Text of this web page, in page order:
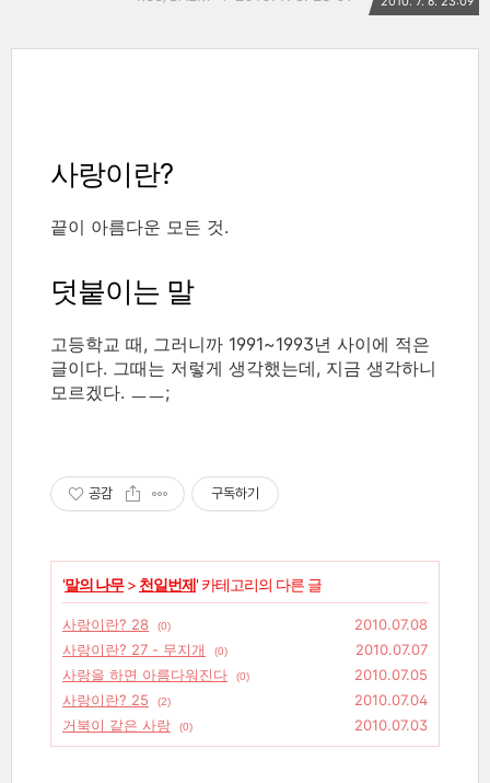
사랑이란?
끝이 아름다운 모든 것.
덧붙이는 말
고등학교 때, 그러니까 1991~1993년 사이에 적은
글이다. 그때는 저렇게 생각했는데, 지금 생각하니
모르겠다. ㅡㅡ;
공감 구독하기
'말의 나무> 천일번제' 카테고리의 다른 글
사랑이란? 28 (0)
2010.07.08
사랑이란? 27 - 무지개
(0)
2010.07.07
사랑을 하면 아름다워진다
(0)
2010.07.05
사랑이란? 25
(2)
2010.07.04
거북이 같은 사랑
(0) 2010.07.03